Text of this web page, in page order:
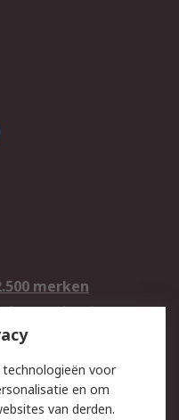
merken
advies
technologieën voor
en om
van derden.